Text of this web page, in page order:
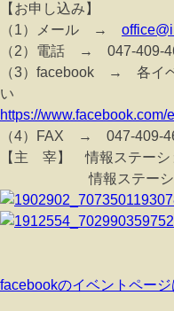
【お申し込み】
（1）メール →
（2）電話 → 047-409-
（3）facebook → 各イベ
い
https://
（4）FAX → 047-409-
【主 宰】 情報ステー
情報ステーショ
facebookのイベントペー